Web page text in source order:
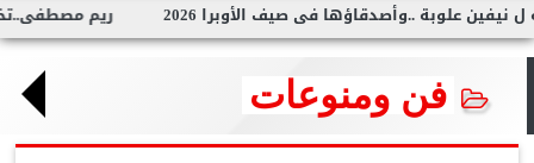
ريم مصطفى..تخطف الأنظار فى صيف الأوبرا 2026
فن ومنوعات